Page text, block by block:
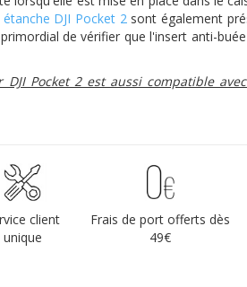
DJI Pocket 2 sont également
de vérifier que l'insert anti-
DJI Pocket 2 est aussi compatible
client
unique
Frais de port offerts dès
49€